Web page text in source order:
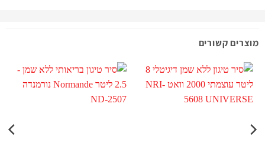
מוצרים קשורים